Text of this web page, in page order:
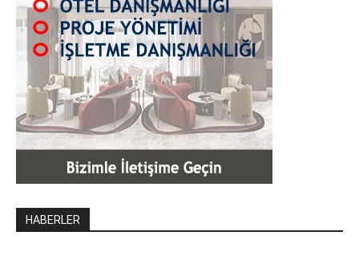
HABERLER